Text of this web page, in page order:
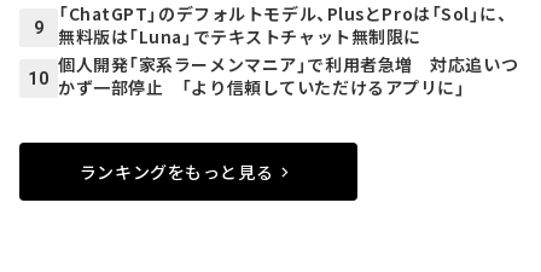
9
「ChatGPT」のデフォルトモデル、PlusとProは「Sol」に、
無料版は「Luna」でテキストチャット無制限に
10
個人開発「家系ラーメンマニア」で利用者急増 対応追いつ
かず一部停止 「より信頼していただけるアプリに」
ランキングをもっと見る